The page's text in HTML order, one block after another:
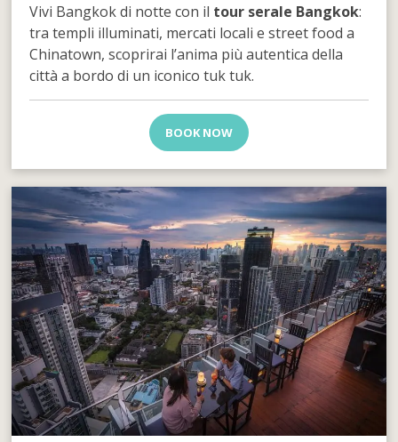
Vivi Bangkok di notte con il tour serale Bangkok:
tra templi illuminati, mercati locali e street food a
Chinatown, scoprirai l’anima più autentica della
città a bordo di un iconico tuk tuk.
BOOK NOW